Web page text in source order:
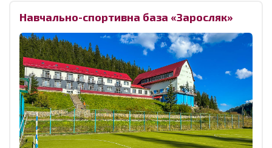
Навчально-спортивна база «Заросляк»